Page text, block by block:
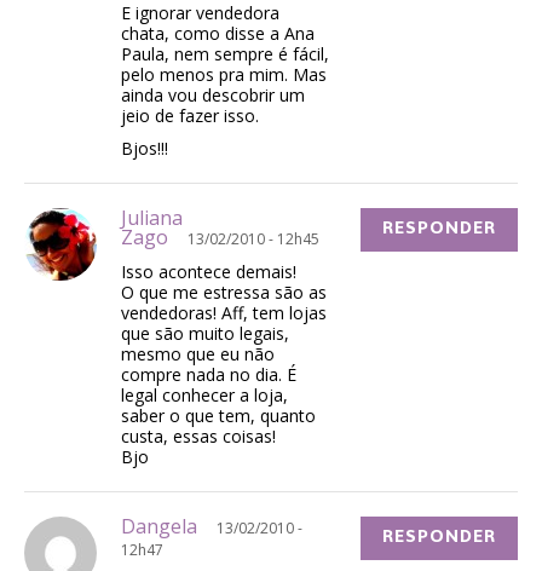
E ignorar vendedora
chata, como disse a Ana
Paula, nem sempre é fácil,
pelo menos pra mim. Mas
ainda vou descobrir um
jeio de fazer isso.
Bjos!!!
Juliana
Zago 13/02/2010 - 12h45
Isso acontece demais!
O que me estressa são as
vendedoras! Aff, tem lojas
que são muito legais,
mesmo que eu não
compre nada no dia. É
legal conhecer a loja,
saber o que tem, quanto
custa, essas coisas!
Bjo
RESPONDER
Dangela
13/02/2010 -
12h47
RESPONDER